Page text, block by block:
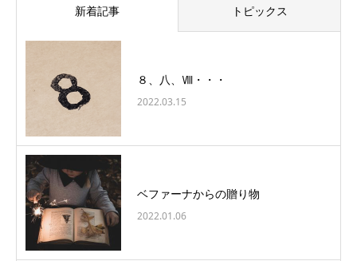
新着記事 トピックス
８、八、Ⅷ・・・
2022.03.15
ベファーナからの贈り物
2022.01.06